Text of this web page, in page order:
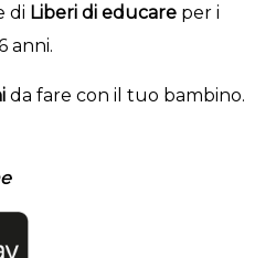
di Liberi di educare per i
anni.
da fare con il tuo bambino.